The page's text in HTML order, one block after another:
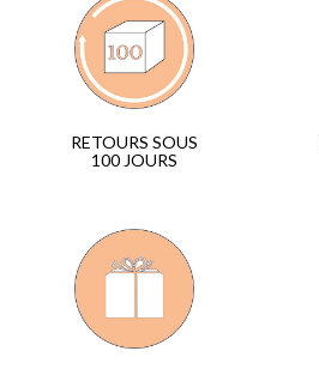
RETOURS SOUS
100 JOURS